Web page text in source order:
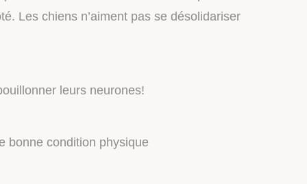
Les chiens n’aiment pas se désolidariser
leurs neurones!
bonne condition physique